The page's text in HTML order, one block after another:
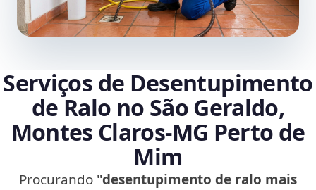
Serviços de Desentupimento
de Ralo no São Geraldo,
Montes Claros‑MG Perto de
Mim
Procurando "desentupimento de ralo mais